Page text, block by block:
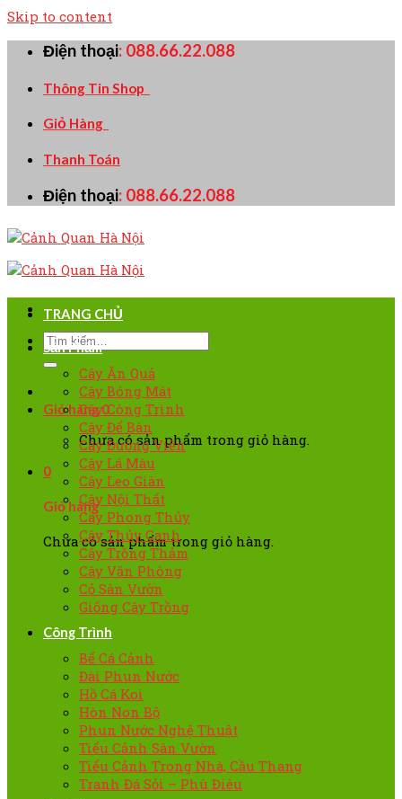
Skip to content
Điện thoại: 088.66.22.088
Thông Tin Shop
Giỏ Hàng
Thanh Toán
Điện thoại: 088.66.22.088
Giỏ hàng0
Chưa có sản phẩm trong giỏ hàng.
0
Giỏ hàng
Chưa có sản phẩm trong giỏ hàng.
TRANG CHỦ
Sản Phẩm
Cây Ăn Quả
Cây Bóng Mát
Cây Công Trình
Cây Để Bàn
Cây Đường Viền
Cây Lá Màu
Cây Leo Giàn
Cây Nội Thất
Cây Phong Thủy
Cây Thủy Canh
Cây Trồng Thảm
Cây Văn Phòng
Cỏ Sân Vườn
Giống Cây Trồng
Công Trình
Bể Cá Cảnh
Đài Phun Nước
Hồ Cá Koi
Hòn Non Bộ
Phun Nước Nghệ Thuật
Tiểu Cảnh Sân Vườn
Tiểu Cảnh Trong Nhà, Cầu Thang
Tranh Đá Sỏi – Phù Điêu